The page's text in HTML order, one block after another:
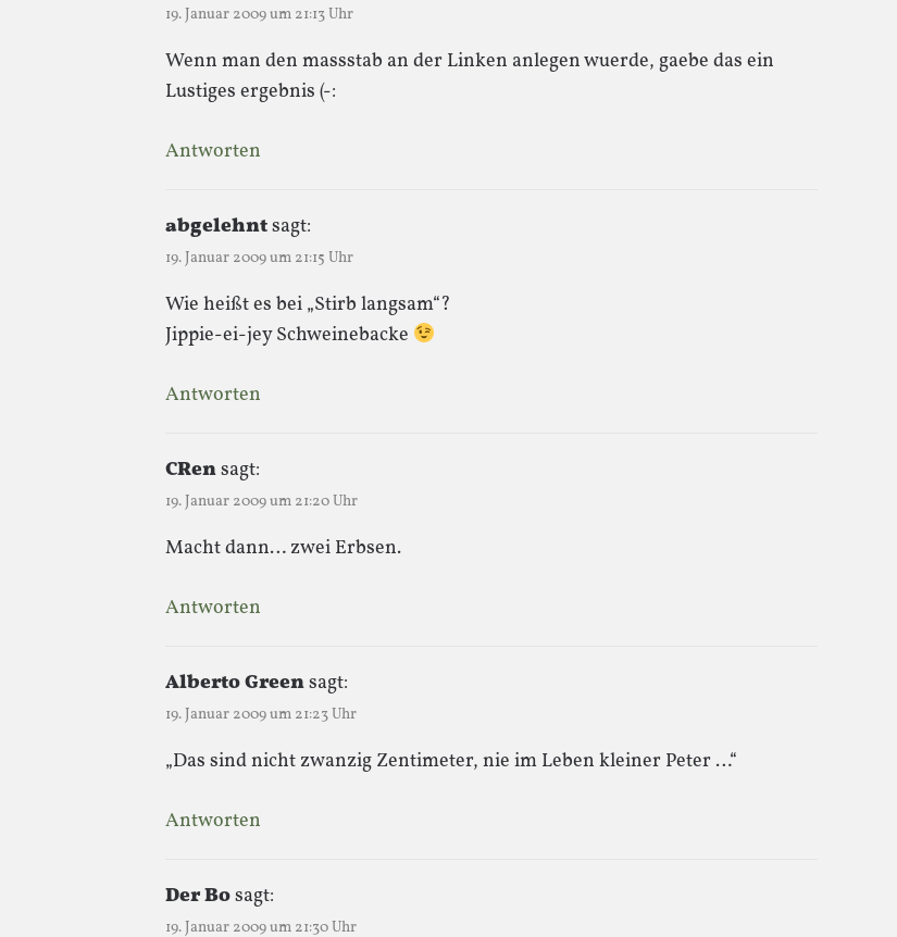
19. Januar 2009 um 21:13 Uhr
Wenn man den massstab an der Linken anlegen wuerde, gaebe das ein
Lustiges ergebnis (-:
Antworten
abgelehntsagt:
19. Januar 2009 um 21:15 Uhr
Wie heißt es bei „Stirb langsam“?
Jippie-ei-jey Schweinebacke
Antworten
CRensagt:
19. Januar 2009 um 21:20 Uhr
Macht dann… zwei Erbsen.
Antworten
Alberto Greensagt:
19. Januar 2009 um 21:23 Uhr
„Das sind nicht zwanzig Zentimeter, nie im Leben kleiner Peter …“
Antworten
Der Bosagt:
19. Januar 2009 um 21:30 Uhr